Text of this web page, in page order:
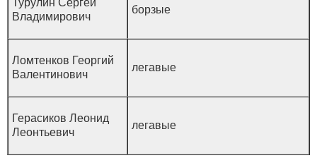
Владимирович
борзые
Ломтенков Георгий
Валентинович
легавые
Герасиков Леонид
Леонтьевич
легавые